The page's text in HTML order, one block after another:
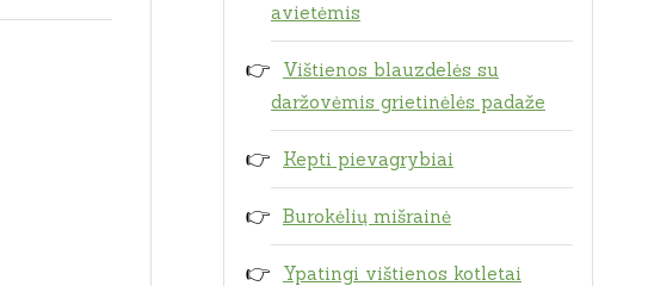
avietėmis
Vištienos blauzdelės su
daržovėmis grietinėlės padaže
Kepti pievagrybiai
Burokėlių mišrainė
Ypatingi vištienos kotletai